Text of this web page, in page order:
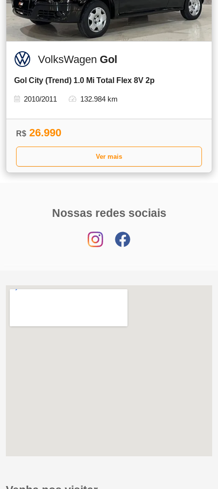
VolksWagen Gol
Gol City (Trend) 1.0 Mi Total Flex 8V 2p
2010/2011 132.984 km
R$ 26.990
Ver mais
Nossas redes sociais